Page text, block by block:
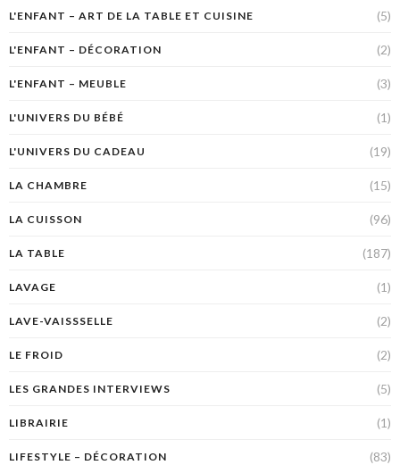
L'ENFANT – ART DE LA TABLE ET CUISINE (5)
L'ENFANT – DÉCORATION (2)
L'ENFANT – MEUBLE (3)
L'UNIVERS DU BÉBÉ (1)
L'UNIVERS DU CADEAU (19)
LA CHAMBRE (15)
LA CUISSON (96)
LA TABLE (187)
LAVAGE (1)
LAVE-VAISSSELLE (2)
LE FROID (2)
LES GRANDES INTERVIEWS (5)
LIBRAIRIE (1)
LIFESTYLE – DÉCORATION (83)